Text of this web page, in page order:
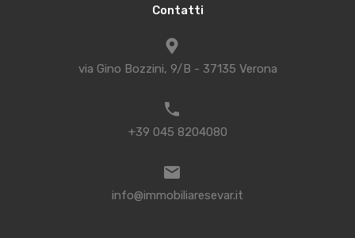
Contatti
via Gino Bozzini, 9/B - 37135 Verona
+39 045 8204080
info@immobiliaresevar.it